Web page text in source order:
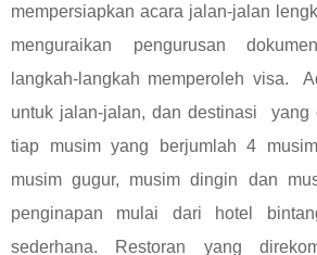
mempersiapkan acara jalan-jalan
menguraikan pengurusan
langkah-langkah memperoleh visa.
untuk jalan-jalan, dan destinasi
tiap musim yang berjumlah 4
musim gugur, musim dingin dan
penginapan mulai dari hotel
sederhana. Restoran yang